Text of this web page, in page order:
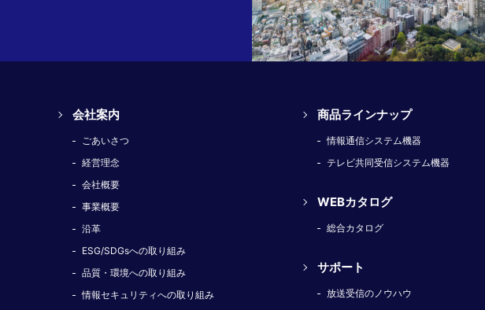
会社案内
ごあいさつ
経営理念
会社概要
事業概要
沿革
ESG/SDGsへの取り組み
品質・環境への取り組み
情報セキュリティへの取り組み
商品ラインナップ
情報通信システム機器
テレビ共同受信システム機器
WEBカタログ
総合カタログ
サポート
放送受信のノウハウ